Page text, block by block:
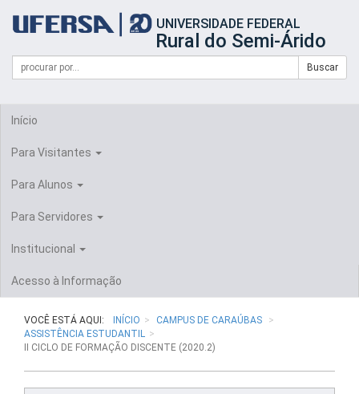
portal
UFERSA
UNIVERSIDADE FEDERAL
Rural do Semi-Árido
Formulário
Busca
Campo
de
Buscar
Início
Para Visitantes
Para Alunos
Para Servidores
Institucional
Acesso à Informação
VOCÊ ESTÁ AQUI: INÍCIO
CAMPUS DE CARAÚBAS
ASSISTÊNCIA ESTUDANTIL
II CICLO DE FORMAÇÃO DISCENTE (2020.2)